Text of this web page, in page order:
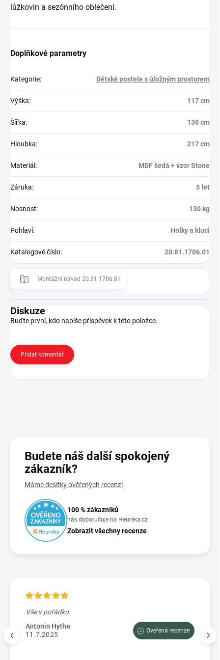
lůžkovin a sezónního oblečení.
Doplňkové parametry
Kategorie: Dětské postele s úložným prostorem
Výška: 117 cm
Šířka: 136 cm
Hloubka: 217 cm
Materiál : MDF šedá + vzor Stone
Záruka: 5 let
Nosnost: 130 kg
Pohlaví: Holky a kluci
Katalogové číslo: 20.81.1706.01
Montážní návod 20.81.1706.01
Diskuze
Buďte první, kdo napíše příspěvek k této položce.
Přidat komentář
Budete náš další spokojený
zákazník?
Máme desítky ověřených recenzí
100 % zákazníků
nás doporučuje na Heureka.cz
Zobrazit všechny recenze
Vše v pořádku.
Antonin Hytha
11.7.2025
Oveřená recenze